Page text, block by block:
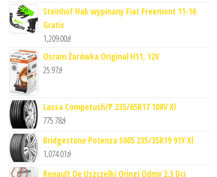
Steinhof Hak wypinany Fiat Freemont 11-16
Gratis
1,209.00zł
Osram Żarówka Original H11, 12V
25.97zł
Lassa Competush/P 235/65R17 108V Xl
775.78zł
Bridgestone Potenza S005 235/35R19 91Y Xl
1,074.01zł
Renault Oe Uszczelki Oringi Odmy 2.3 Dci